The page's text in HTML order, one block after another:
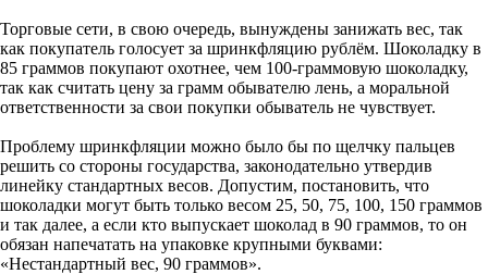
Торговые сети, в свою очередь, вынуждены занижать вес, так
как покупатель голосует за шринкфляцию рублём. Шоколадку в
85 граммов покупают охотнее, чем 100-граммовую шоколадку,
так как считать цену за грамм обывателю лень, а моральной
ответственности за свои покупки обыватель не чувствует.
Проблему шринкфляции можно было бы по щелчку пальцев
решить со стороны государства, законодательно утвердив
линейку стандартных весов. Допустим, постановить, что
шоколадки могут быть только весом 25, 50, 75, 100, 150 граммов
и так далее, а если кто выпускает шоколад в 90 граммов, то он
обязан напечатать на упаковке крупными буквами:
«Нестандартный вес, 90 граммов».